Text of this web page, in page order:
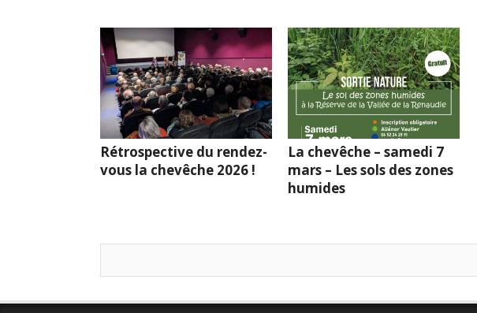
Rétrospective du rendez-
vous la chevêche 2026 !
La chevêche – samedi 7
mars – Les sols des zones
humides